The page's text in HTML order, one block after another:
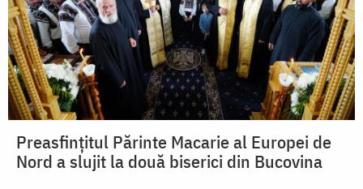
Preasfințitul Părinte Macarie al Europei de
Nord a slujit la două biserici din Bucovina